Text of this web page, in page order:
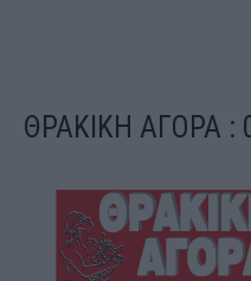
ΘΡΑΚΙΚΗ ΑΓΟΡΑ :